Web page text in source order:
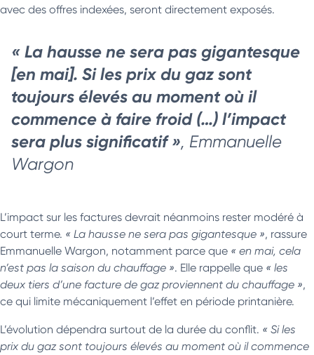
avec des offres indexées, seront directement exposés.
« La hausse ne sera pas gigantesque
[en mai]. Siles prix du gaz sont
toujours élevés au moment où il
commence à faire froid (…) l’impact
sera plus significatif », Emmanuelle
Wargon
L’impact sur les factures devrait néanmoins rester modéré à
court terme. « La hausse ne sera pas gigantesque », rassure
Emmanuelle Wargon, notamment parce que « en mai, cela
n’est pas la saison du chauffage ». Elle rappelle que « les
deux tiers d’une facture de gaz proviennent du chauffage »,
ce qui limite mécaniquement l’effet en période printanière.
L’évolution dépendra surtout de la durée du conflit. « Si les
prix du gaz sont toujours élevés au moment où il commence